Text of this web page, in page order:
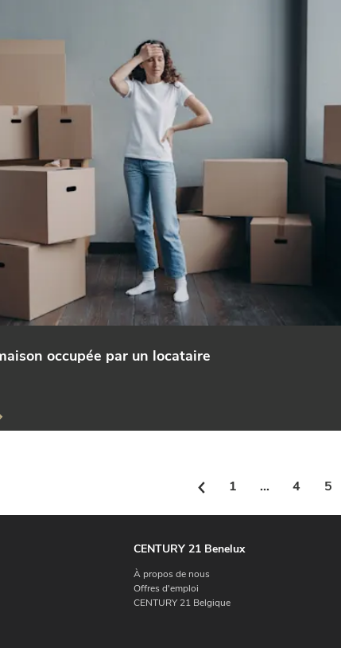
occupée par un locataire
1 ... 4 5
CENTURY 21 Benelux
À propos de nous
Offres d'emploi
CENTURY 21 Belgique